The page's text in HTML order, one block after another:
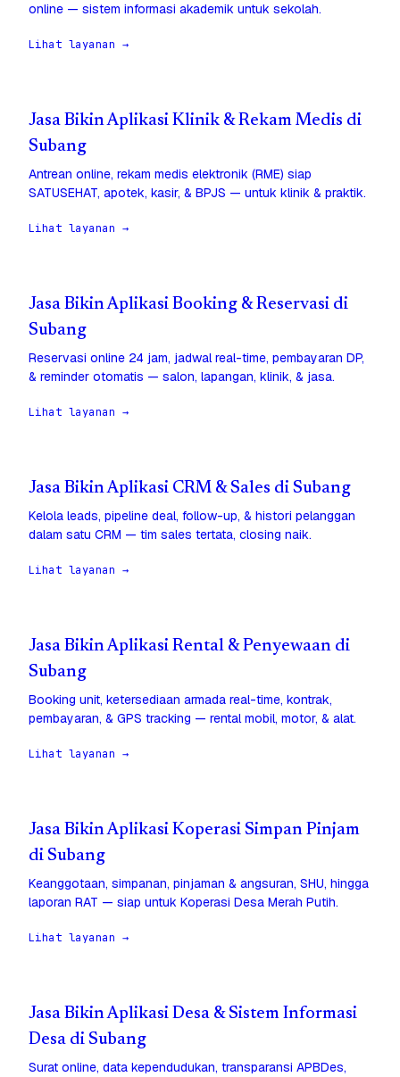
online — sistem informasi akademik untuk sekolah.
Lihat layanan →
Jasa Bikin Aplikasi Klinik & Rekam Medis di
Subang
Antrean online, rekam medis elektronik (RME) siap
SATUSEHAT, apotek, kasir, & BPJS — untuk klinik & praktik.
Lihat layanan →
Jasa Bikin Aplikasi Booking & Reservasi di
Subang
Reservasi online 24 jam, jadwal real-time, pembayaran DP,
& reminder otomatis — salon, lapangan, klinik, & jasa.
Lihat layanan →
Jasa Bikin Aplikasi CRM & Sales di Subang
Kelola leads, pipeline deal, follow-up, & histori pelanggan
dalam satu CRM — tim sales tertata, closing naik.
Lihat layanan →
Jasa Bikin Aplikasi Rental & Penyewaan di
Subang
Booking unit, ketersediaan armada real-time, kontrak,
pembayaran, & GPS tracking — rental mobil, motor, & alat.
Lihat layanan →
Jasa Bikin Aplikasi Koperasi Simpan Pinjam
di Subang
Keanggotaan, simpanan, pinjaman & angsuran, SHU, hingga
laporan RAT — siap untuk Koperasi Desa Merah Putih.
Lihat layanan →
Jasa Bikin Aplikasi Desa & Sistem Informasi
Desa di Subang
Surat online, data kependudukan, transparansi APBDes,